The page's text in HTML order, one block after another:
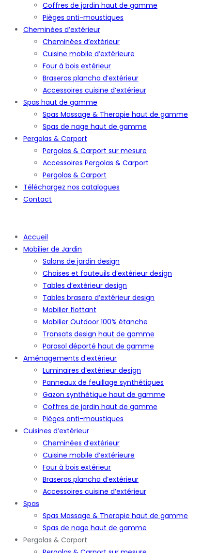
Coffres de jardin haut de gamme
Pièges anti-moustiques
Cheminées d’extérieur
Cheminées d’extérieur
Cuisine mobile d’extérieure
Four à bois extérieur
Braseros plancha d’extérieur
Accessoires cuisine d’extérieur
Spas haut de gamme
Spas Massage & Therapie haut de gamme
Spas de nage haut de gamme
Pergolas & Carport
Pergolas & Carport sur mesure
Accessoires Pergolas & Carport
Pergolas & Carport
Téléchargez nos catalogues
Contact
Accueil
Mobilier de Jardin
Salons de jardin design
Chaises et fauteuils d’extérieur design
Tables d’extérieur design
Tables brasero d’extérieur design
Mobilier flottant
Mobilier Outdoor 100% étanche
Transats design haut de gamme
Parasol déporté haut de gamme
Aménagements d’extérieur
Luminaires d’extérieur design
Panneaux de feuillage synthétiques
Gazon synthétique haut de gamme
Coffres de jardin haut de gamme
Pièges anti-moustiques
Cuisines d’extérieur
Cheminées d’extérieur
Cuisine mobile d’extérieure
Four à bois extérieur
Braseros plancha d’extérieur
Accessoires cuisine d’extérieur
Spas
Spas Massage & Therapie haut de gamme
Spas de nage haut de gamme
Pergolas & Carport